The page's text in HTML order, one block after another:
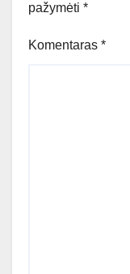
pažymėti *
Komentaras *